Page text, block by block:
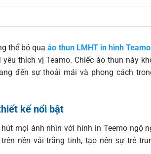
thể bỏ quaáo thun LMHT in hình
thích vị Teamo. Chiếc áo thun này
đến sự thoải mái và phong cách
kế nổi bật
mọi ánh nhìn với hình in Teemo ngộ
nền vải trắng tinh, tạo nên sự trẻ